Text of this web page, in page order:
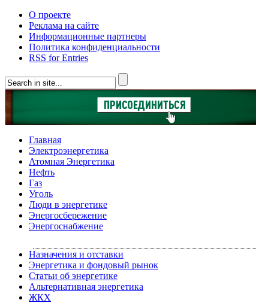
О проекте
Реклама на сайте
Информационные партнеры
Политика конфиденциальности
RSS for Entries
Главная
Электроэнергетика
Атомная Энергетика
Нефть
Газ
Уголь
Люди в энергетике
Энергосбережение
Энергоснабжение
Назначения и отставки
Энергетика и фондовый рынок
Статьи об энергетике
Альтернативная энергетика
ЖКХ